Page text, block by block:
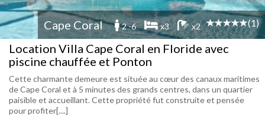
Cape Coral 2 -6 x3 x2 (1)
Location Villa Cape Coral en Floride avec
piscine chauffée et Ponton
Cette charmante demeure est située au cœur des canaux maritimes
de Cape Coral et à 5 minutes des grands centres, dans un quartier
paisible et accueillant. Cette propriété fut construite et pensée
pour profiter[....]